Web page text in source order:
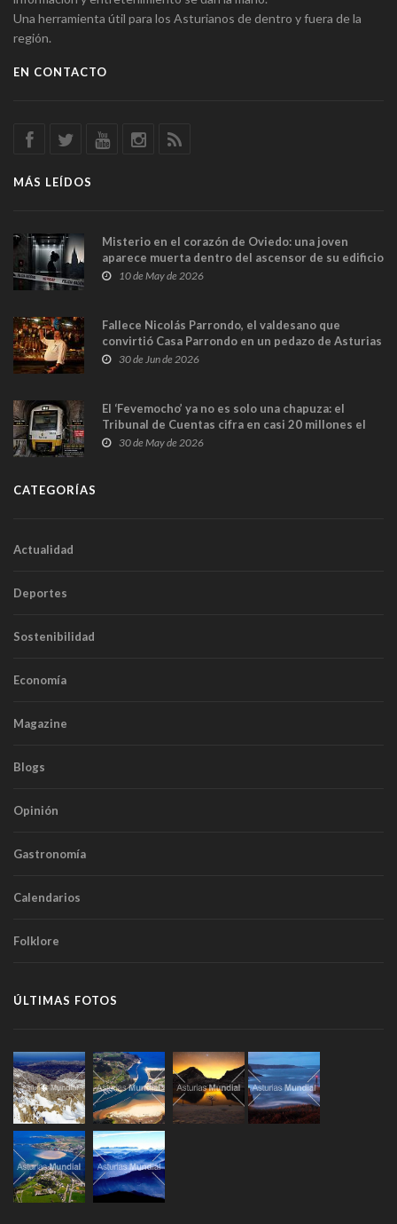
Una herramienta útil para los Asturianos de dentro y fuera de la
región.
EN CONTACTO
MÁS LEÍDOS
Misterio en el corazón de Oviedo: una joven
aparece muerta dentro del ascensor de su edificio
y las cámaras captan sus últimos minutos
10 de May de 2026
Fallece Nicolás Parrondo, el valdesano que
convirtió Casa Parrondo en un pedazo de Asturias
en Madrid
30 de Jun de 2026
El ‘Fevemocho’ ya no es solo una chapuza: el
Tribunal de Cuentas cifra en casi 20 millones el
sobrecoste de los trenes que no cabían por los
30 de May de 2026
CATEGORÍAS
Actualidad
Deportes
Sostenibilidad
Economía
Magazine
Blogs
Opinión
Gastronomía
Calendarios
Folklore
ÚLTIMAS FOTOS